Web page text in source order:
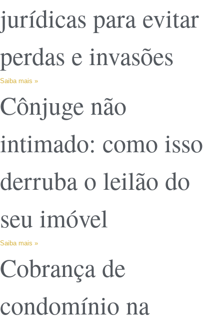
jurídicas para evitar
perdas e invasões
Saiba mais »
Cônjuge não
intimado: como isso
derruba o leilão do
seu imóvel
Saiba mais »
Cobrança de
condomínio na